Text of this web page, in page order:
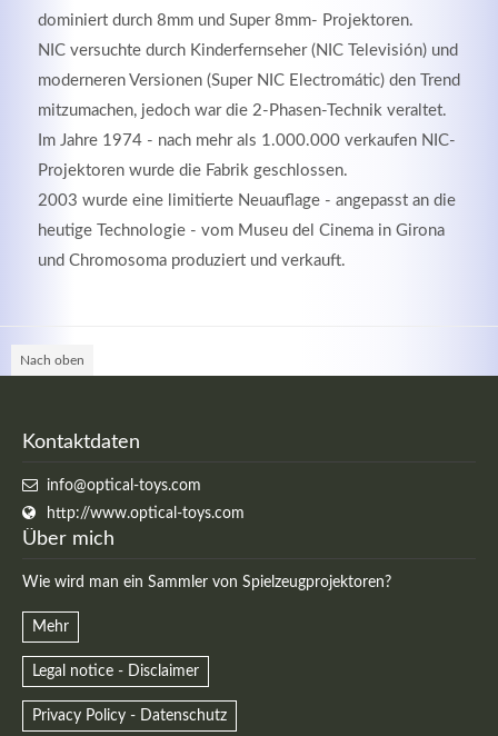
dominiert durch 8mm und Super 8mm- Projektoren.
NIC versuchte durch Kinderfernseher (NIC Televisión) und
moderneren Versionen (Super NIC Electromátic) den Trend
mitzumachen, jedoch war die 2-Phasen-Technik veraltet.
Im Jahre 1974 - nach mehr als 1.000.000 verkaufen NIC-
Projektoren wurde die Fabrik geschlossen.
2003 wurde eine limitierte Neuauflage - angepasst an die
heutige Technologie - vom Museu del Cinema in Girona
und Chromosoma produziert und verkauft.
Nach oben
Kontaktdaten
info@optical-toys.com
http://www.optical-toys.com
Über mich
Wie wird man ein Sammler von Spielzeugprojektoren?
Mehr
Legal notice - Disclaimer
Privacy Policy - Datenschutz